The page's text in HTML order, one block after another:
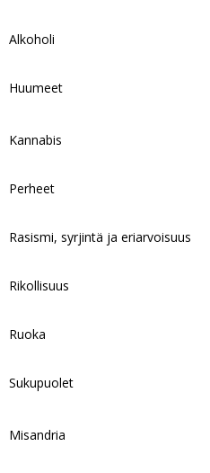
Alkoholi
Huumeet
Kannabis
Perheet
Rasismi, syrjintä ja eriarvoisuus
Rikollisuus
Ruoka
Sukupuolet
Misandria